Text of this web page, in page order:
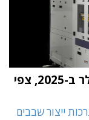
קמטק: הכנסות של חצי מיליארד דולר ב-2025, צפי